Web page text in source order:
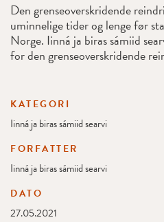
Den grenseoverskridende
uminnelige tider og lenge før
Norge. Iinná ja biras sámiid
for den grenseoverskridende
KATEGORI
Iinná ja biras sámiid searvi
FORFATTER
Iinná ja biras sámiid searvi
DATO
27.05.2021